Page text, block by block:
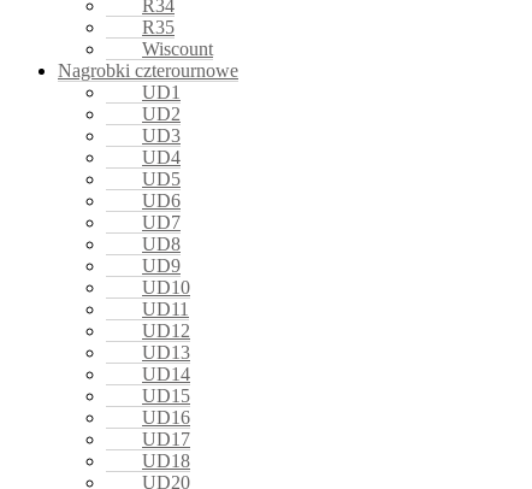
R34
R35
Wiscount
Nagrobki czterournowe
UD1
UD2
UD3
UD4
UD5
UD6
UD7
UD8
UD9
UD10
UD11
UD12
UD13
UD14
UD15
UD16
UD17
UD18
UD20